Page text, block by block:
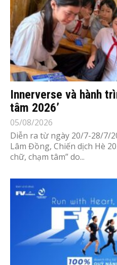
Innerverse và hành
tâm 2026’
05/08/2026
Diễn ra từ ngày 20/7-28/7/
Lâm Đồng, Chiến dịch Hè
chữ, chạm tâm” do...